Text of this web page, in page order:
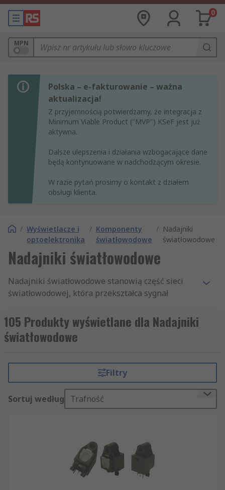
0
MPN
Polska – e-fakturowanie – ważna
aktualizacja!
Z przyjemnością potwierdzamy, że integracja z
Minimum Viable Product ("MVP") KSeF jest już
aktywna.
Dalsze ulepszenia i działania wzbogacające dane
będą kontynuowane w nadchodzącym okresie.
W razie pytań prosimy o kontakt z działem
obsługi klienta.
/ Wyświetlacze i
optoelektronika
/ Komponenty
światłowodowe
/ Nadajniki
światłowodowe
Nadajniki światłowodowe
Nadajniki światłowodowe stanowią część sieci
światłowodowej, która przekształca sygnał
być następnie przesyłany włóknami
światłowodowymi jako impuls światła.
Światłowody są najbardziej zaawansowaną formą
informacje z dużą przepustowością na bardzo
duże odległości, bez ryzyka zakłóceń
elektromagnetycznych, ponieważ włókna są
wykonane ze szkła.
Nadajniki światłowodowe są używane do różnych
zastosowań komunikacyjnych, na przykład
transmisji sygnałów telefonicznych, Internetu I
105 Produkty wyświetlane dla Nadajniki
światłowodowe
Filtry
Sortuj według Trafność